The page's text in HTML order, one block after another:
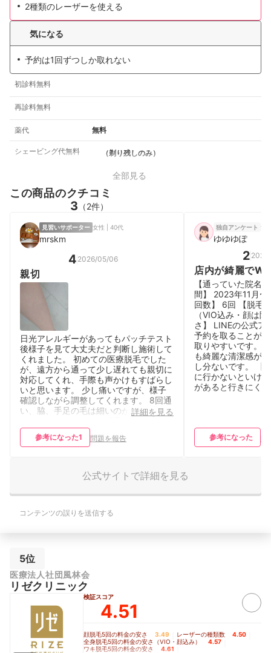
2種類のレーザーを使える
気になる
予約は1回ずつしか取れない
初診料無料
再診料無料
薬代 無料
シェービング代無料 （剃り残しのみ）
全部見る
この商品のクチコミ
3 （2件）
見習いサポーター 女性 | 40代
mrskm
4 2026/05/06
親切
日光アレルギーがあってもパッチテスト
後様子を見て大丈夫だと判断し施術して
くれました。 初めての医療脱毛でした
が、遠方から通って少し遅れても親切に
対応してくれ、手際も声かけもすばらし
いと思います。 少し痛いですが、様子
確認しながら調整してくれます。 8回通
い、脇、手足の毛は細いのが生えてきて
た。 vioは生えてきたので、-1にしまし
た。
詳細を見る
参考になった1 問題を報告
独自アンケート 女
ゆゆゆぽ
2
店内が綺麗で
ズ
【通っていた院名
間】 2023年11月
回数】 6回 【脱毛
（VIO込み・顔は
さ】 LINEの公式ア
予約を取ることが
取りやすいです。
も綺麗な清潔感が
し分ないです。 【
に行かないといけ
があると行きにくい
参考になった
公式サイトで詳細を見る
コンテンツの誤りを送信する
5位
医療法人社団風林会
リゼクリニック
検証スコア
4.51
顔脱毛5回の料金の安さ 3.49 レーザーの種類数 4.50
全身脱毛5回の料金の安さ（VIO・顔込み） 4.57
ワキ脱毛5回の料金の安さ 4.61